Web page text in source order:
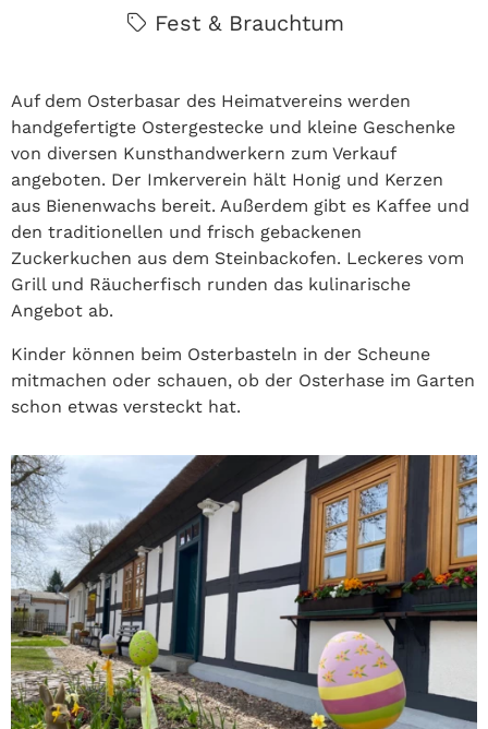
Fest & Brauchtum
Auf dem Osterbasar des Heimatvereins werden
handgefertigte Ostergestecke und kleine Geschenke
von diversen Kunsthandwerkern zum Verkauf
angeboten. Der Imkerverein hält Honig und Kerzen
aus Bienenwachs bereit. Außerdem gibt es Kaffee und
den traditionellen und frisch gebackenen
Zuckerkuchen aus dem Steinbackofen. Leckeres vom
Grill und Räucherfisch runden das kulinarische
Angebot ab.
Kinder können beim Osterbasteln in der Scheune
mitmachen oder schauen, ob der Osterhase im Garten
schon etwas versteckt hat.